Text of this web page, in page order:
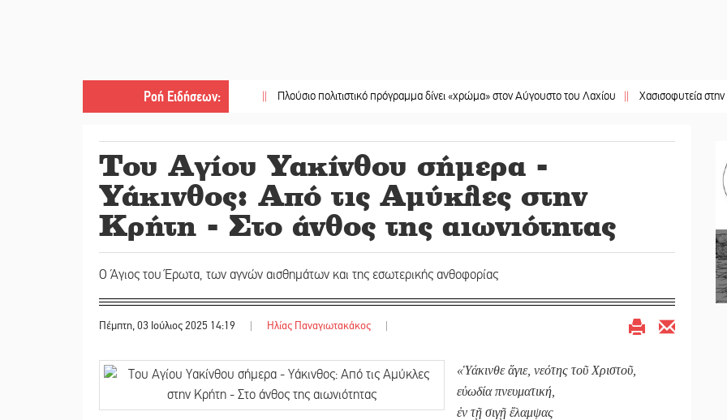
Ροή Ειδήσεων:
|| Πλούσιο πολιτιστικό πρόγραμμα δίνει «χρώμα» στον Αύγουστο του Λαχίου || Χασισοφυτεία στην
Του Αγίου Υακίνθου σήμερα -
Υάκινθος: Από τις Αμύκλες στην
Κρήτη - Στο άνθος της αιωνιότητας
Ο Άγιος του Έρωτα, των αγνών αισθημάτων και της εσωτερικής ανθοφορίας
Πέμπτη, 03 Ιούλιος 2025 14:19 | Ηλίας Παναγιωτακάκος |
«Ὑάκινθε ἅγιε, νεότης τοῦ Χριστοῦ,
εὐωδία πνευματική,
ἐν τῇ σιγῇ ἔλαμψας